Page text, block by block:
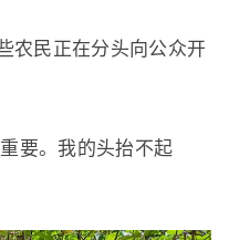
农民正在分头向公众开
要。我的头抬不起